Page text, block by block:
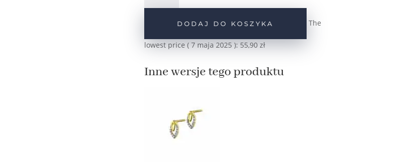
kolczyki
z
DODAJ DO KOSZYKA The
lowest price (7 maja 2025 ): 55,90 zł
Inne wersje tego produktu